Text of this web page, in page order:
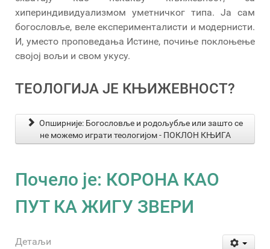
хипериндивидуализмом уметничког типа. Ја сам
богословље, веле експерименталисти и модернисти.
И, уместо проповедања Истине, почиње поклоњење
својој вољи и свом укусу.
ТЕОЛОГИЈА ЈЕ КЊИЖЕВНОСТ?
Опширније: Богословље и родољубље или зашто се
не можемо играти теологијом - ПОКЛОН КЊИГА
Почело је: КОРОНА КАО
ПУТ КА ЖИГУ ЗВЕРИ
Детаљи